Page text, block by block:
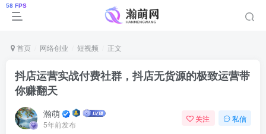
首页 网络创业 短视频 正文
抖店运营实战付费社群，抖店无货源的极致运营带
你赚翻天
瀚萌
5年前发布
关注 私信